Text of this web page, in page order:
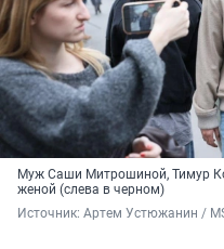
Муж Саши Митрошиной, Тимур
женой (слева в черном)
Источник: Артем Устюжанин /